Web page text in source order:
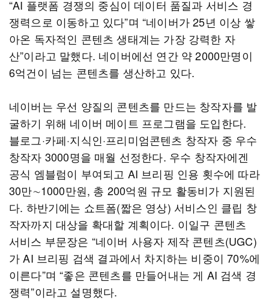
“AI 플랫폼 경쟁의 중심이 데이터 품질과 서비스 경
쟁력으로 이동하고 있다”며 “네이버가 25년 이상 쌓
아온 독자적인 콘텐츠 생태계는 가장 강력한 자
산”이라고 말했다. 네이버에선 연간 약 2000만명이
6억건이 넘는 콘텐츠를 생산하고 있다.
네이버는 우선 양질의 콘텐츠를 만드는 창작자를 발
굴하기 위해 네이버 메이트 프로그램을 도입한다.
블로그·카페·지식인·프리미엄콘텐츠 창작자 중 우수
창작자 3000명을 매월 선정한다. 우수 창작자에겐
공식 엠블럼이 부여되고 AI 브리핑 인용 횟수에 따라
30만∼1000만원, 총 200억원 규모 활동비가 지원된
다. 하반기에는 쇼트폼(짧은 영상) 서비스인 클립 창
작자까지 대상을 확대할 계획이다. 이일구 콘텐츠
서비스 부문장은 “네이버 사용자 제작 콘텐츠(UGC)
가 AI 브리핑 검색 결과에서 차지하는 비중이 70%에
이른다”며 “좋은 콘텐츠를 만들어내는 게 AI 검색 경
쟁력”이라고 설명했다.